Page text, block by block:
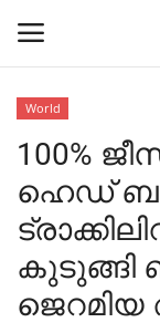
Home
About
News
Buy & Sell
World
100%
ഹെഡ്
കുടുങ്ങി